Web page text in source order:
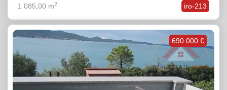
iro-213
1 085,00 m2
690 000 €